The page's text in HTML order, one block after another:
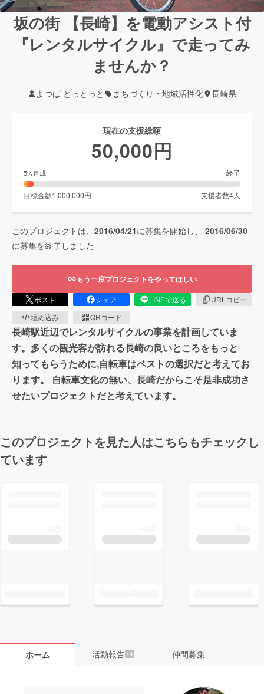
坂の街 【長崎】を電動アシスト付
『レンタルサイクル』で走ってみ
ませんか？
よつば とっとっと まちづくり・地域活性化 長崎県
現在の支援総額
50,000円
5%達成 終了
目標金額1,000,000円 支援者数4人
このプロジェクトは、 2016/04/21に募集を開始し、 2016/06/30
に募集を終了しました
もう一度プロジェクトをやってほしい
ポスト シェア LINEで送る
URLコピー
埋め込み
QRコード
長崎駅近辺でレンタルサイクルの事業を計画していま
す。多くの観光客が訪れる長崎の良いところをもっと
知ってもらうために,自転車はベストの選択だと考えてお
ります。 自転車文化の無い、長崎だからこそ是非成功さ
せたいプロジェクトだと考えています。
このプロジェクトを見た人はこちらもチェックし
ています
ホーム 活動報告 14 仲間募集